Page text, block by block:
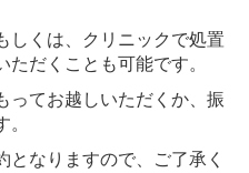
くは、クリニックで処置
だくことも可能です。
ってお越しいただくか、振
となりますので、ご了承く